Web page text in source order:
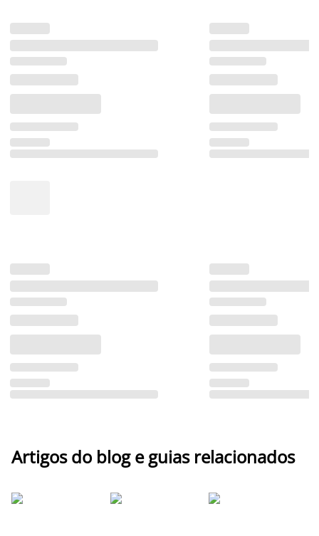
Artigos do blog e guias relacionados